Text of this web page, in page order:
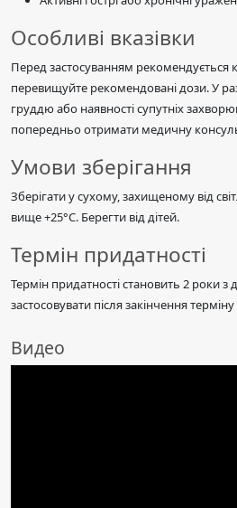
Особливі вказівки
Перед застосуванням рекомендується
перевищуйте рекомендовані дози. У
груддю або наявності супутніх
попередньо отримати медичну
Умови зберігання
Зберігати у сухому, захищеному від
вище +25°C. Берегти від дітей.
Термін придатності
Термін придатності становить 2 роки
застосовувати після закінчення
Видео